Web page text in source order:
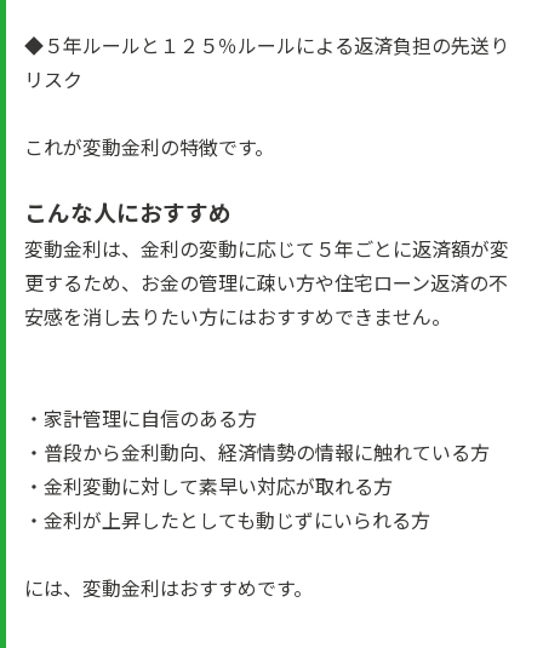
◆５年ルールと１２５％ルールによる返済負担の先送り
リスク
これが変動金利の特徴です。
こんな人におすすめ
変動金利は、金利の変動に応じて５年ごとに返済額が変
更するため、お金の管理に疎い方や住宅ローン返済の不
安感を消し去りたい方にはおすすめできません。
・家計管理に自信のある方
・普段から金利動向、経済情勢の情報に触れている方
・金利変動に対して素早い対応が取れる方
・金利が上昇したとしても動じずにいられる方
には、変動金利はおすすめです。